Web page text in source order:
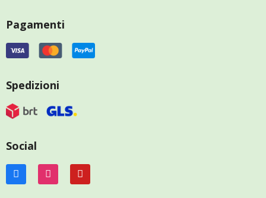
Pagamenti
Spedizioni
Social